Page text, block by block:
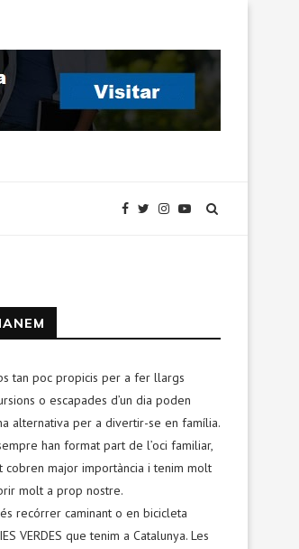
tan poc propicis per a fer llargs
o escapades d’un dia poden
alternativa per a divertir-se en família.
han format part de l’oci familiar,
cobren major importància i tenim molt
molt a prop nostre.
recórrer caminant o en bicicleta
VERDES que tenim a Catalunya. Les